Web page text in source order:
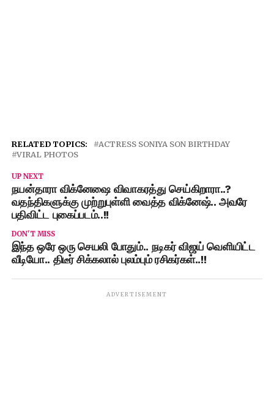
RELATED TOPICS:
ACTRESS SONIYA SON BIRTHDAY
VIRAL PHOTOS
UP NEXT
நயன்தாரா விக்னேஷை விவாகரத்து செய்கிறாரா..?
வதந்திகளுக்கு முற்றுபுள்ளி வைத்த விக்னேஷ்.. அவரே
பதிவிட்ட புகைப்படம்..!!
DON'T MISS
இந்த ஒரே ஒரு செயலி போதும்.. நடிகர் விஜய் வெளியிட்ட
வீடியோ.. திடீர் சிக்கலால் புலம்பும் ரசிகர்கள்..!!
ADVERTISEMENT